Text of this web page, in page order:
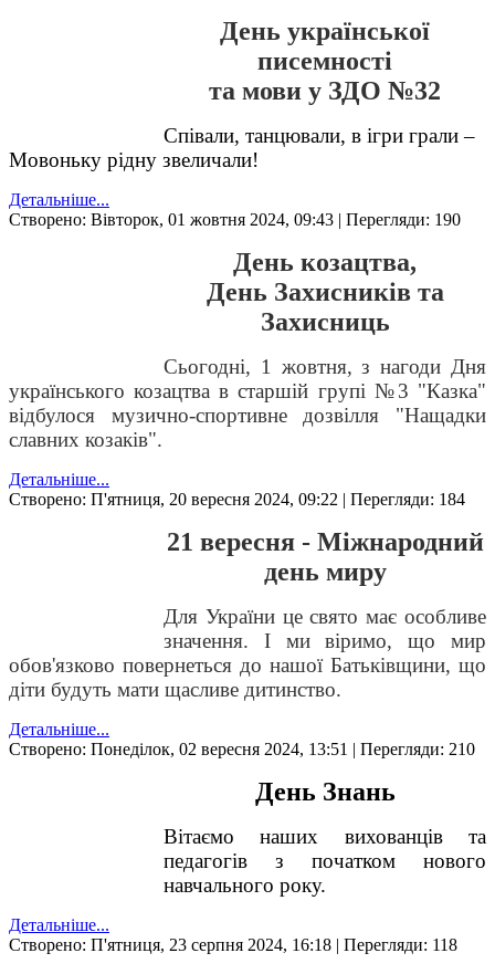
День української
писемності
та мови у ЗДО №32
Співали, танцювали, в ігри грали –
Мовоньку рідну звеличали!
Детальніше...
Створено: Вівторок, 01 жовтня 2024, 09:43 | Перегляди: 190
День козацтва,
День Захисників та
Захисниць
Сьогодні, 1 жовтня, з нагоди Дня
українського козацтва в старшій групі №3 "Казка"
відбулося музично-спортивне дозвілля "Нащадки
славних козаків".
Детальніше...
Створено: П'ятниця, 20 вересня 2024, 09:22 | Перегляди: 184
21 вересня - Міжнародний
день миру
Для України це свято має особливе
значення. І ми віримо, що мир
обов'язково повернеться до нашої Батьківщини, що
діти будуть мати щасливе дитинство.
Детальніше...
Створено: Понеділок, 02 вересня 2024, 13:51 | Перегляди: 210
День Знань
Вітаємо наших вихованців та
педагогів з початком нового
навчального року.
Детальніше...
Створено: П'ятниця, 23 серпня 2024, 16:18 | Перегляди: 118